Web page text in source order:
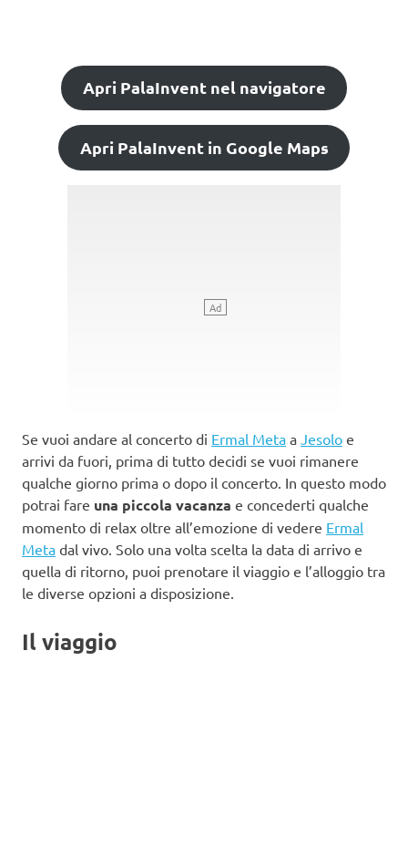
Apri PalaInvent nel navigatore
Apri PalaInvent in Google Maps
Se vuoi andare al concerto di Ermal Meta a Jesolo e
arrivi da fuori, prima di tutto decidi se vuoi rimanere
qualche giorno prima o dopo il concerto. In questo modo
potrai fare una piccola vacanza e concederti qualche
momento di relax oltre all’emozione di vedere Ermal
Meta dal vivo. Solo una volta scelta la data di arrivo e
quella di ritorno, puoi prenotare il viaggio e l’alloggio tra
le diverse opzioni a disposizione.
Il viaggio